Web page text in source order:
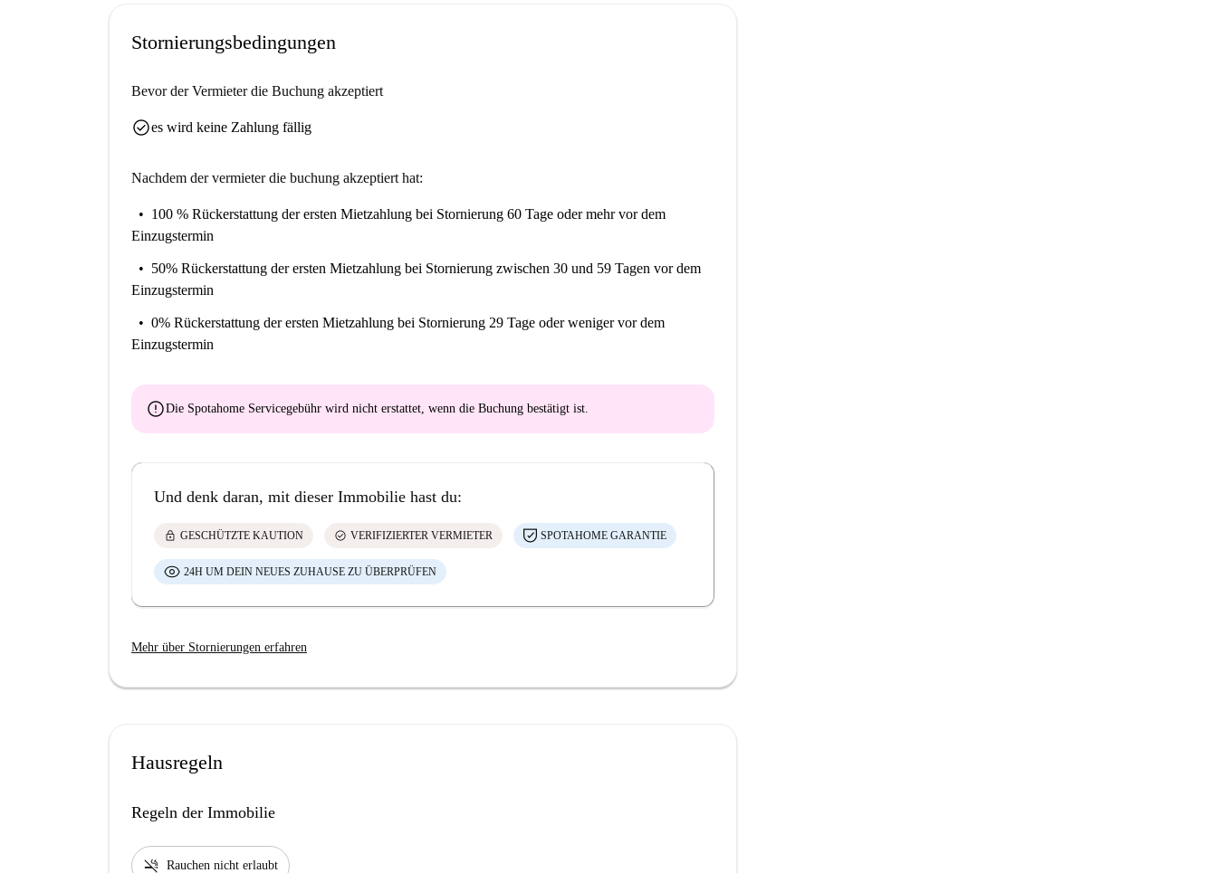
Stornierungsbedingungen
Bevor der Vermieter die Buchung akzeptiert
check_circlees wird keine Zahlung fällig
Nachdem der vermieter die buchung akzeptiert hat:
100 % Rückerstattung der ersten Mietzahlung bei Stornierung 60 Tage oder mehr vor dem
Einzugstermin
50% Rückerstattung der ersten Mietzahlung bei Stornierung zwischen 30 und 59 Tagen vor dem
Einzugstermin
0% Rückerstattung der ersten Mietzahlung bei Stornierung 29 Tage oder weniger vor dem
Einzugstermin
errorDie Spotahome Servicegebühr wird nicht erstattet, wenn die Buchung bestätigt ist.
Und denk daran, mit dieser Immobilie hast du:
lock GESCHÜTZTE KAUTION check_circle VERIFIZIERTER VERMIETER SPOTAHOME GARANTIE
24H UM DEIN NEUES ZUHAUSE ZU ÜBERPRÜFEN
Mehr über Stornierungen erfahren
Hausregeln
Regeln der Immobilie
smoke_free Rauchen nicht erlaubt